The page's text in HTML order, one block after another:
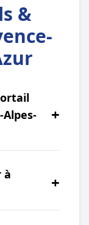
&
+
à
+